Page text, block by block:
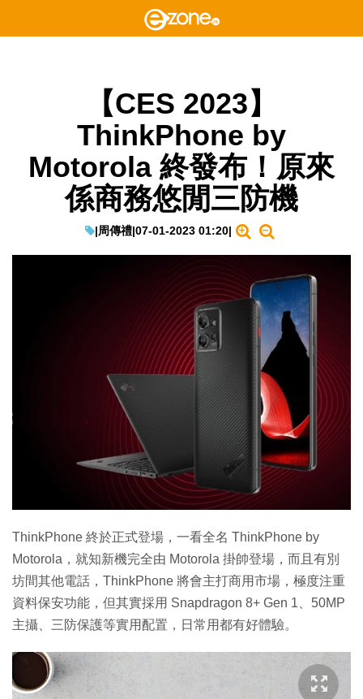
【CES 2023】
ThinkPhone by
Motorola 終發布！原來
係商務悠閒三防機
|周傳禮|07-01-2023 01:20|
ThinkPhone 終於正式登場，一看全名 ThinkPhone by
Motorola，就知新機完全由 Motorola 掛帥登場，而且有別
坊間其他電話，ThinkPhone 將會主打商用市場，極度注重
資料保安功能，但其實採用 Snapdragon 8+ Gen 1、50MP
主攝、三防保護等實用配置，日常用都有好體驗。